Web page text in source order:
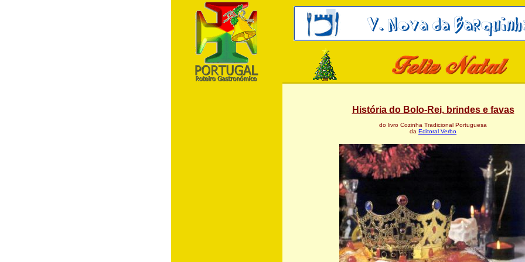
História do Bolo-Rei, brindes e favas
do livro Cozinha Tradicional Portuguesa
da Editoral Verbo